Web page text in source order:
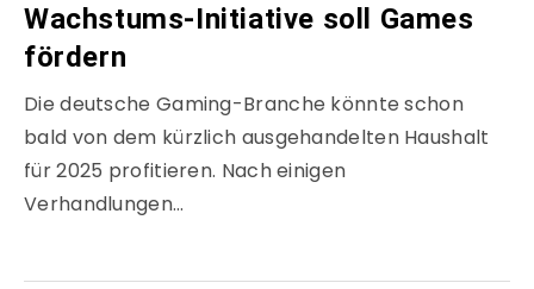
Wachstums-Initiative soll Games
fördern
Die deutsche Gaming-Branche könnte schon
bald von dem kürzlich ausgehandelten Haushalt
für 2025 profitieren. Nach einigen
Verhandlungen…